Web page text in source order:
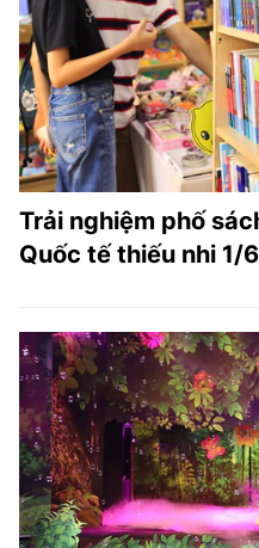
Trải nghiệm phố
Quốc tế thiếu nhi 1/6